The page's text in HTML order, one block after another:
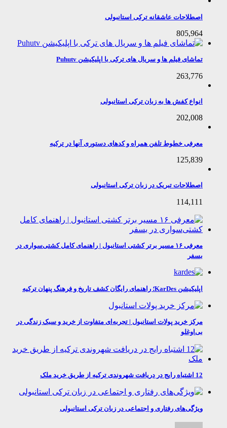
اصطلاحات عاشقانه ترکی استانبولی
805,964
تماشای فیلم ها و سریال های ترکی با اپلیکیشن Puhutv
263,776
انواع کفش ها به زبان ترکی استانبولی
202,008
معرفی خطوط تلفن همراه و کدهای دستوری آنها در ترکیه
125,839
اصطلاحات تبریک در زبان ترکی استانبولی
114,111
معرفی ۱۶ مسیر برتر کشتی استانبول | راهنمای کامل کشتی‌سواری در
اپلیکیشن KarDes؛ راهنمای رایگان کشف تاریخ و فرهنگ پنهان ترکیه
مرکز خرید پولات استانبول | تجربه‌ای متفاوت از خرید و سبک زندگی در
بی‌اوغلو
ویژگی‌های رفتاری و اجتماعی در زبان ترکی استانبولی